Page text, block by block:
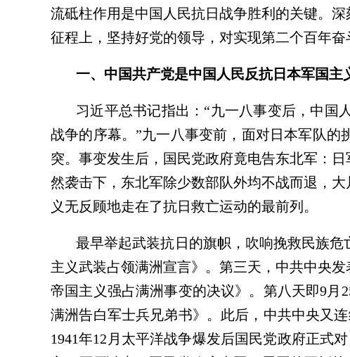
流砥柱作用是中国人民抗日战争胜利的关键。
征程上，坚持好党的领导，对实现第二个百年
一、中国共产党是中国人民反抗日本军国
习近平总书记指出：“九一八事变后，中国
战争的序幕。”九一八事变前，面对日本军队
突。事变发生后，国民党政府竟电告东北军：
然袭击下，东北军除少数部队外均不战而退，
义无反顾地走在了抗日救亡运动的最前列。
最早举起武装抗日的旗帜，吹响挽救民族
主义武装占领满洲宣言》。第三天，中共中央
帝国主义强占满洲事变的决议》。第八天即9
满洲告白军士兵兄弟书》。此后，中共中央又
1941年12月太平洋战争爆发后国民党政府正式